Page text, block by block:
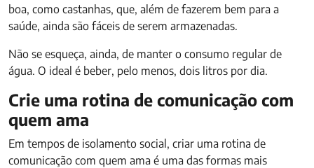
boa, como castanhas, que, além de fazerem bem para a
saúde, ainda são fáceis de serem armazenadas.
Não se esqueça, ainda, de manter o consumo regular de
água. O ideal é beber, pelo menos, dois litros por dia.
Crie uma rotina de comunicação com
quem ama
Em tempos de isolamento social, criar uma rotina de
comunicação com quem ama é uma das formas mais